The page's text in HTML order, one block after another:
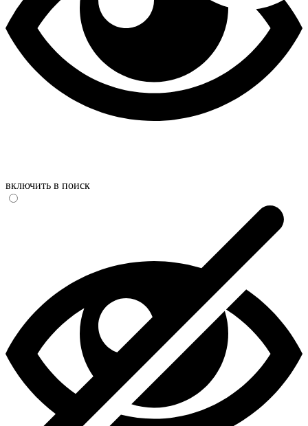
включить в поиск